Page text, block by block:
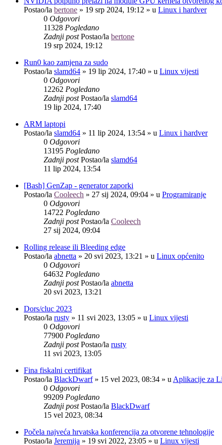
Postao/la bertone » 19 srp 2024, 19:12 » u Linux i hardver
0 Odgovori
11328 Pogledano
Zadnji postPostao/la bertone
19 srp 2024, 19:12
Run0 kao zamjena za sudo
Postao/la slamd64 » 19 lip 2024, 17:40 » u Linux vijesti
0 Odgovori
12262 Pogledano
Zadnji postPostao/la slamd64
19 lip 2024, 17:40
ARM laptopi
Postao/la slamd64 » 11 lip 2024, 13:54 » u Linux i hardver
0 Odgovori
13195 Pogledano
Zadnji postPostao/la slamd64
11 lip 2024, 13:54
[Bash] GenZap - generator zaporki
Postao/la Cooleech » 27 sij 2024, 09:04 » u Programiranje
0 Odgovori
14722 Pogledano
Zadnji postPostao/la Cooleech
27 sij 2024, 09:04
Rolling release ili Bleeding edge
Postao/la abnetta » 20 svi 2023, 13:21 » u Linux općenito
0 Odgovori
64632 Pogledano
Zadnji postPostao/la abnetta
20 svi 2023, 13:21
Dors/cluc 2023
Postao/la rusty » 11 svi 2023, 13:05 » u Linux vijesti
0 Odgovori
77900 Pogledano
Zadnji postPostao/la rusty
11 svi 2023, 13:05
Fina fiskalni certifikat
Postao/la BlackDwarf» 15 vel 2023, 08:34 » u Aplikacije za
0 Odgovori
99209 Pogledano
Zadnji postPostao/la BlackDwarf
15 vel 2023, 08:34
Počela najveća hrvatska konferencija za otvorene tehnologije
Postao/la Jeremija » 19 svi 2022, 23:05 » u Linux vijesti